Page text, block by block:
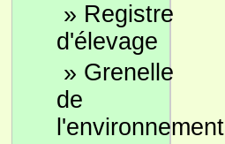
» Registre
d'élevage
» Grenelle
de
l'environnement